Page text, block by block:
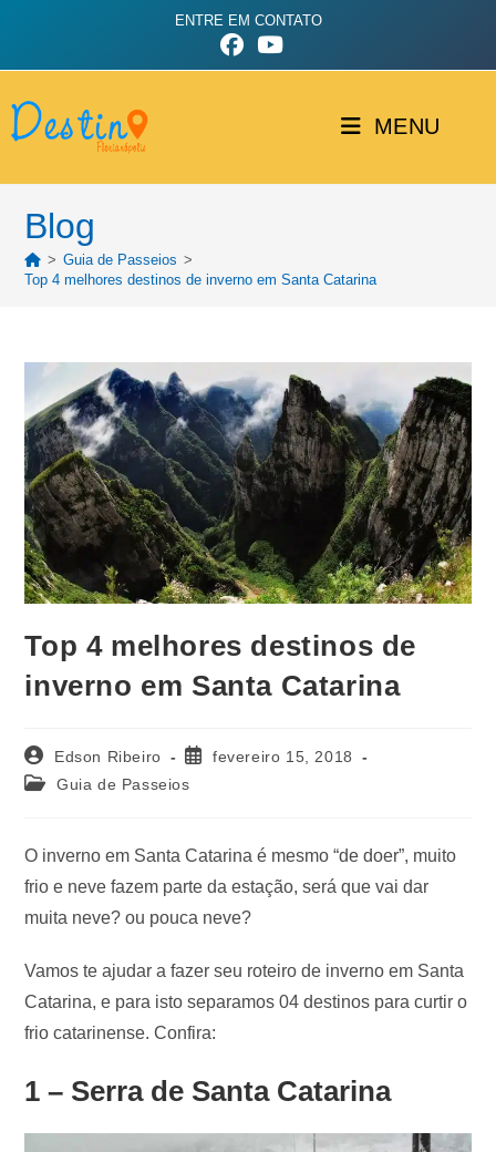
ENTRE EM CONTATO
MENU
Blog
> Guia de Passeios >
Top 4 melhores destinos de inverno em Santa Catarina
Top 4 melhores destinos de
inverno em Santa Catarina
Edson Ribeiro
fevereiro 15, 2018
Guia de Passeios
O inverno em Santa Catarina é mesmo “de doer”, muito
frio e neve fazem parte da estação, será que vai dar
muita neve? ou pouca neve?
Vamos te ajudar a fazer seu roteiro de inverno em Santa
Catarina, e para isto separamos 04 destinos para curtir o
frio catarinense. Confira:
1 – Serra de Santa Catarina